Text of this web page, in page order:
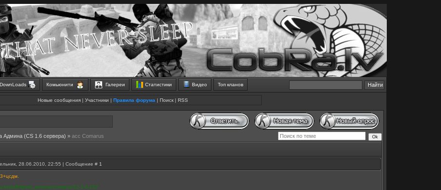
DownLoads Комьюнити Галереи Статистики Видео Топ кланов
Новые сообщения | Участники | Правила форума | Поиск | RSS
Aдмина (CS 1.6 сервера) » acc Comarus
28.06.2010, 22:55 | Сообщение # 1
stuff/igroki_servera/comarus/12-1-0-152